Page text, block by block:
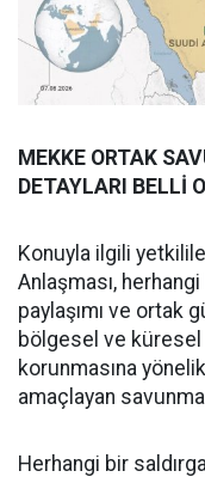
MEKKE ORTAK
DETAYLARI BELLİ
Konuyla ilgili
Anlaşması,
paylaşımı ve ortak
bölgesel ve küresel
korunmasına
amaçlayan
Herhangi bir